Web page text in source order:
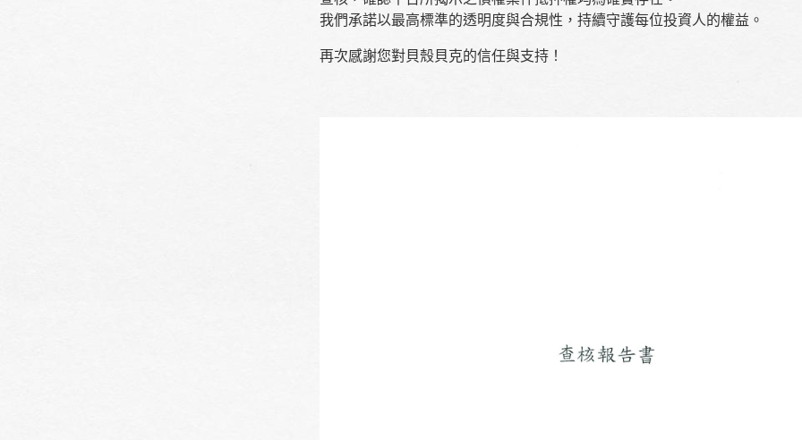
我們承諾以最高標準的透明度與合規性，持續守護每位投資人的權益。
再次感謝您對貝殼貝克的信任與支持！